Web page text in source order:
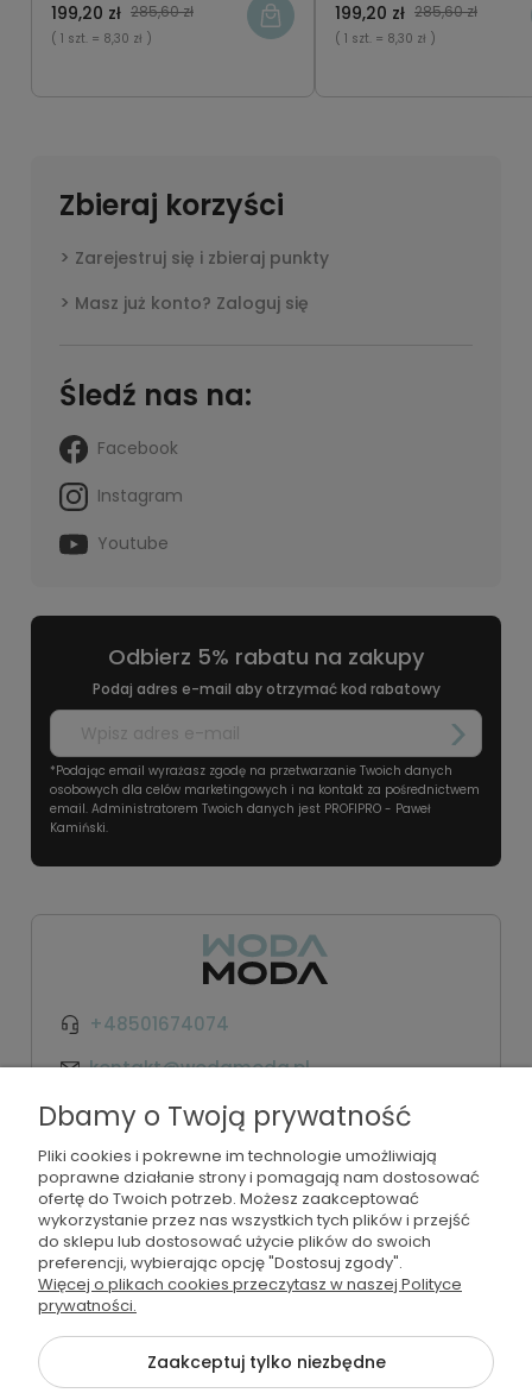
199,20 zł 285,60 zł
( 1 szt. = 8,30 zł )
199,20 zł 285,60 zł
( 1 szt. = 8,30 zł )
Zbieraj korzyści
Zarejestruj się i zbieraj punkty
Masz już konto? Zaloguj się
Śledź nas na:
Facebook
Instagram
Youtube
Odbierz 5% rabatu na zakupy
Podaj adres e-mail aby otrzymać kod rabatowy
*Podając email wyrażasz zgodę na przetwarzanie Twoich danych
osobowych dla celów marketingowych i na kontakt za pośrednictwem
email. Administratorem Twoich danych jest PROFIPRO - Paweł
Kamiński.
+48501674074
kontakt@wodamoda.pl
Moje konto
Regulamin i polityka
Płatności i dostawa
Informacje
Dbamy o Twoją prywatność
Pliki cookies i pokrewne im technologie umożliwiają
poprawne działanie strony i pomagają nam dostosować
ofertę do Twoich potrzeb. Możesz zaakceptować
wykorzystanie przez nas wszystkich tych plików i przejść
do sklepu lub dostosować użycie plików do swoich
preferencji, wybierając opcję "Dostosuj zgody".
Więcej o plikach cookies przeczytasz w naszej Polityce
prywatności.
Zaakceptuj tylko niezbędne